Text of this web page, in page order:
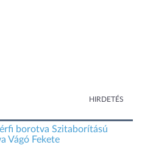
HIRDETÉS
borotva Szitaborítású
Vágó Fekete